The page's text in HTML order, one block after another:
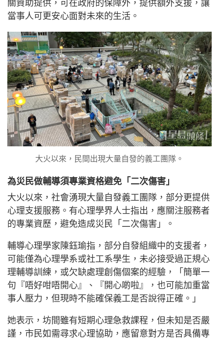
關資助提供，可在政府的保障外，提供額外支援，讓
當事人可更安心面對未來的生活。
大火以來，民間出現大量自發的義工團隊。
為災民做輔導須專業資格避免「二次傷害」
大火以來，社會湧現大量自發義工團隊，部分更提供
心理支援服務。有心理學界人士指出，應關注服務者
的專業資歷，避免造成災民「二次傷害」。
輔導心理學家陳鈺瑜指，部分自發組織中的支援者，
可能僅為心理學系或社工系學生，未必接受過正規心
理輔導訓練，或欠缺處理創傷個案的經驗，「簡單一
句『唔好咁唔開心』、『開心啲啦』，也可能加重當
事人壓力，但現時不能確保義工是否說得正確。」
她表示，坊間雖有短期心理急救課程，但未知是否嚴
謹，市民如需尋求心理協助，應留意對方是否具備專